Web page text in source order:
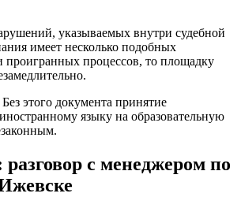
указываемых внутри судебной
имеет несколько подобных
проигранных процессов, то площадку
этого документа принятие
языку на образовательную
с менеджером по